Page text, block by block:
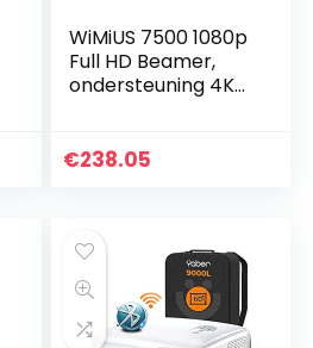
WiMiUS 7500 1080p
Full HD Beamer,
ondersteuning 4K
compatibel met
€238.05